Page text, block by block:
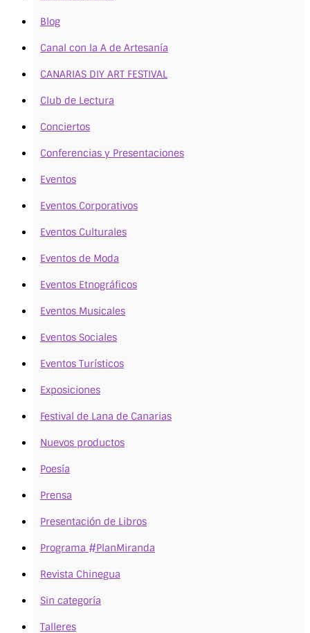
Blog
Canal con la A de Artesanía
CANARIAS DIY ART FESTIVAL
Club de Lectura
Conciertos
Conferencias y Presentaciones
Eventos
Eventos Corporativos
Eventos Culturales
Eventos de Moda
Eventos Etnográficos
Eventos Musicales
Eventos Sociales
Eventos Turísticos
Exposiciones
Festival de Lana de Canarias
Nuevos productos
Poesía
Prensa
Presentación de Libros
Programa #PlanMiranda
Revista Chinegua
Sin categoría
Talleres